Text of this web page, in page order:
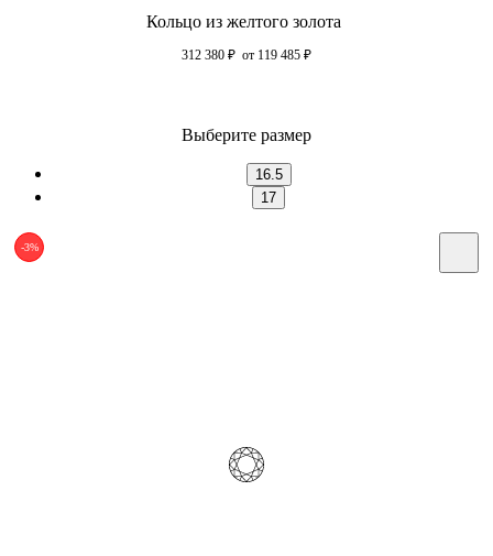
Кольцо из желтого золота
312 380 ₽ от 119 485 ₽
Выберите размер
16.5
17
-3%